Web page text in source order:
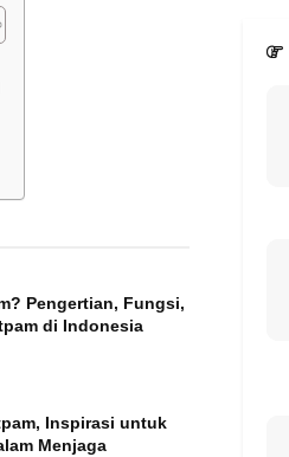
Pengertian, Fungsi,
di Indonesia
Inspirasi untuk
Menjaga